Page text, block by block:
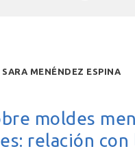
SARA MENÉNDEZ ESPINA
moldes
relación